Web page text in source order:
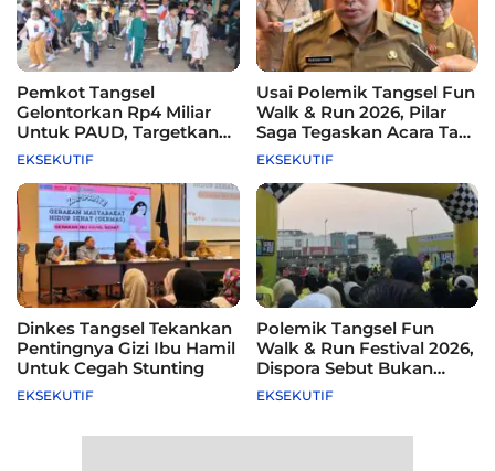
Pemkot Tangsel
Gelontorkan Rp4 Miliar
Untuk PAUD, Targetkan
115 Sekolah
EKSEKUTIF
Usai Polemik Tangsel Fun
Walk & Run 2026, Pilar
Saga Tegaskan Acara Tak
Difasilitasi Pemkot
EKSEKUTIF
Dinkes Tangsel Tekankan
Pentingnya Gizi Ibu Hamil
Untuk Cegah Stunting
EKSEKUTIF
Polemik Tangsel Fun
Walk & Run Festival 2026,
Dispora Sebut Bukan
Agenda Pemkot
EKSEKUTIF